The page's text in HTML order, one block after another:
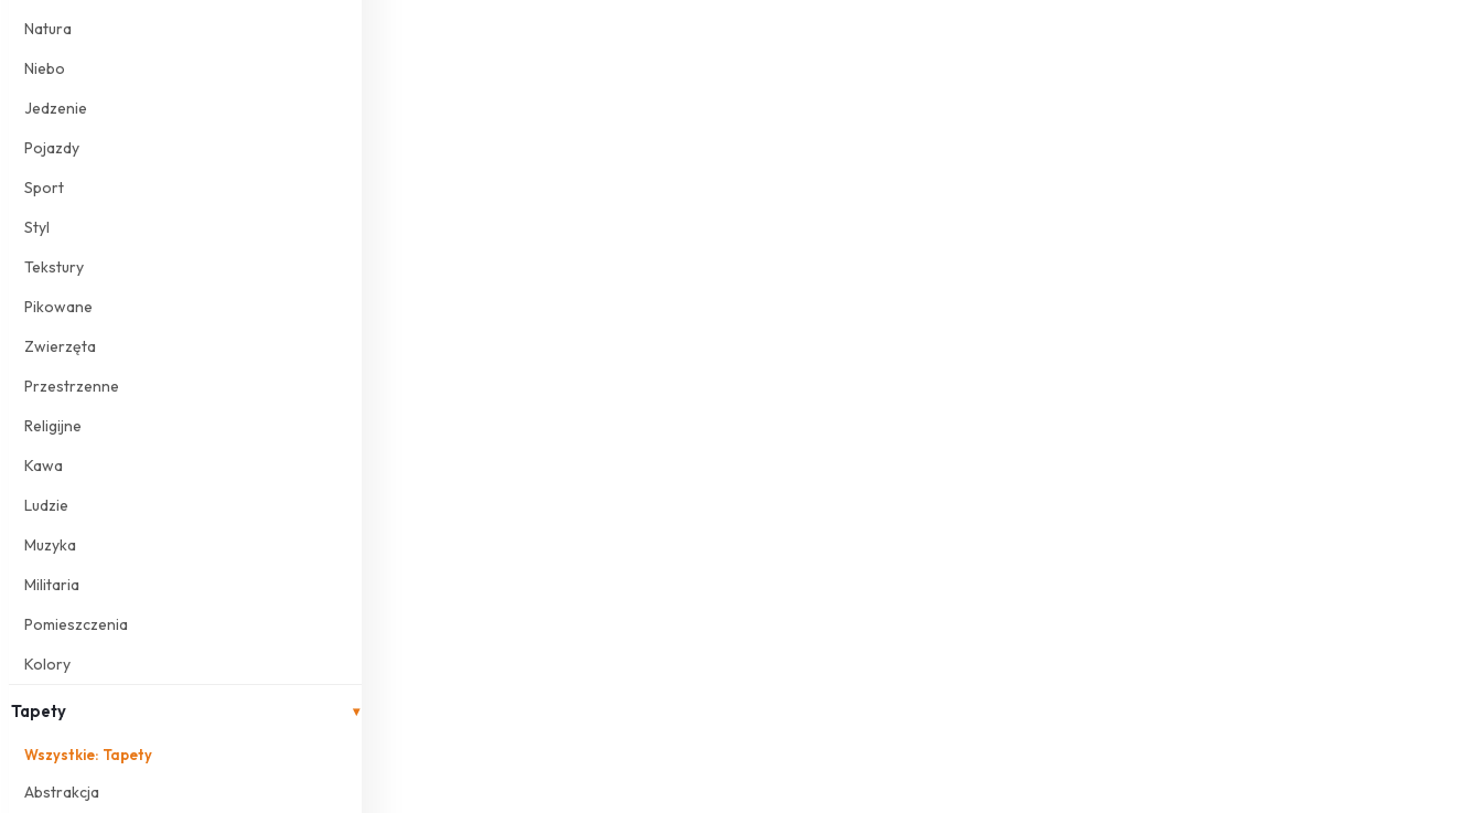
Natura
Niebo
Jedzenie
Pojazdy
Sport
Styl
Tekstury
Pikowane
Zwierzęta
Przestrzenne
Religijne
Kawa
Ludzie
Muzyka
Militaria
Pomieszczenia
Kolory
Tapety ▾
Wszystkie: Tapety
Abstrakcja